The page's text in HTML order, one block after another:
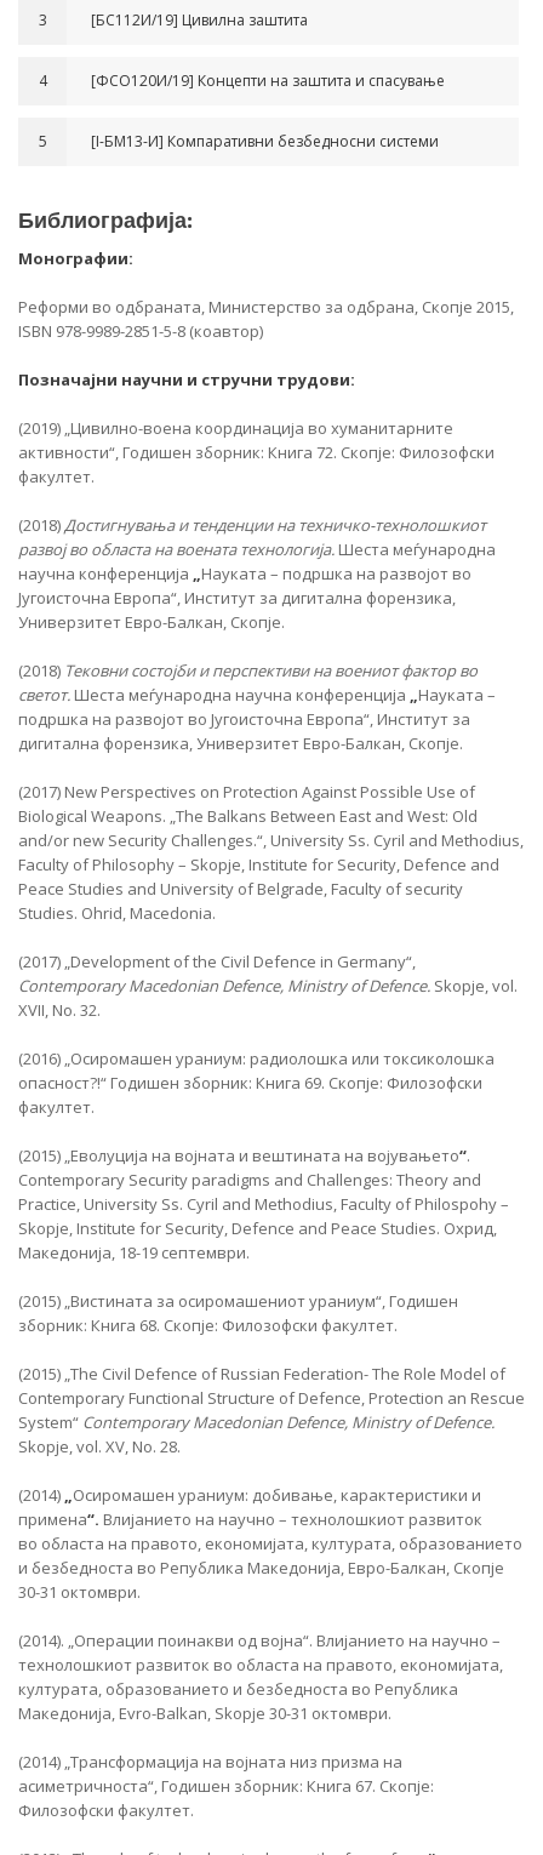
3 [БС112И/19] Цивилна заштита
4 [ФСО120И/19] Концепти на заштита и спасување
5 [I-БМ13-И] Компаративни безбедносни системи
Библиографија:
Монографии:
Реформи во одбраната, Министерство за одбрана, Скопје 2015,
ISBN 978-9989-2851-5-8 (коавтор)
Позначајни научни и стручни трудови:
(2019) „Цивилно-воена координација во хуманитарните
активности“, Годишен зборник: Книга 72. Скопје: Филозофски
факултет.
(2018)Достигнувања и тенденции на техничко-технолошкиот
развој во областа на воената технологија. Шеста меѓународна
научна конференција „Науката – подршка на развојот во
Југоисточна Европа“, Институт за дигитална форензика,
Универзитет Евро-Балкан, Скопје.
(2018) Тековни состојби и перспективи на воениот фактор во
светот. Шеста меѓународна научна конференција „Науката –
подршка на развојот во Југоисточна Европа“, Институт за
дигитална форензика, Универзитет Евро-Балкан, Скопје.
(2017) New Perspectives on Protection Against Possible Use of
Biological Weapons. „The Balkans Between East and West: Old
and/or new Security Challenges.“, University Ss. Cyril and Methodius,
Faculty of Philosophy – Skopje, Institute for Security, Defence and
Peace Studies and University of Belgrade, Faculty of security
Studies. Ohrid, Macedonia.
(2017) „Development of the Civil Defence in Germany“,
Contemporary Macedonian Defence, Ministry of Defence. Skopje, vol.
XVII, No. 32.
(2016) „Осиромашен ураниум: радиолошка или токсиколошка
опасност?!“ Годишен зборник: Книга 69. Скопје: Филозофски
факултет.
(2015) „Еволуција на војната и вештината на војувањето“.
Contemporary Security paradigms and Challenges: Theory and
Practice, University Ss. Cyril and Methodius, Faculty of Philospohy –
Skopje, Institute for Security, Defence and Peace Studies. Охрид,
Македонија, 18-19 септември.
(2015) „Вистината за осиромашениот ураниум“, Годишен
зборник: Книга 68. Скопје: Филозофски факултет.
(2015) „The Civil Defence of Russian Federation- The Role Model of
Contemporary Functional Structure of Defence, Protection an Rescue
System“ Contemporary Macedonian Defence, Ministry of Defence.
Skopje, vol. XV, No. 28.
(2014) „Осиромашен ураниум: добивање, карактеристики и
примена“. Влијанието на научно – технолошкиот развиток
во областа на правото, економијата, културата, образованието
и безбедноста во Република Македонија, Евро-Балкан, Скопје
30-31 октомври.
(2014). „Операции поинакви од војна“. Влијанието на научно –
технолошкиот развиток во областа на правото, економијата,
културата, образованието и безбедноста во Република
Македонија, Evro-Balkan, Skopje 30-31 октомври.
(2014) „Трансформација на војната низ призма на
асиметричноста“, Годишен зборник: Книга 67. Скопје:
Филозофски факултет.